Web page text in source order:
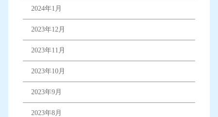
2024年1月
2023年12月
2023年11月
2023年10月
2023年9月
2023年8月